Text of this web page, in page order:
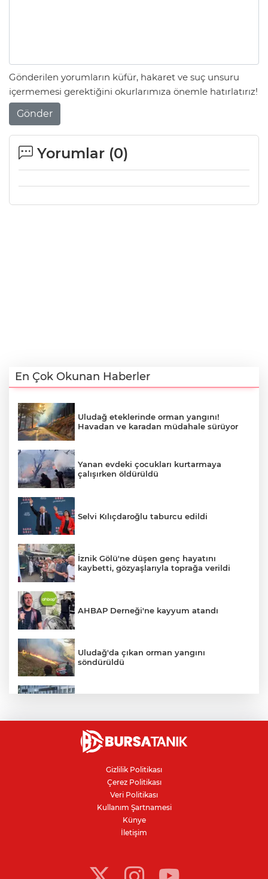
Gönderilen yorumların küfür, hakaret ve suç unsuru
içermemesi gerektiğini okurlarımıza önemle hatırlatırız!
Gönder
Yorumlar (0)
En Çok Okunan Haberler
Uludağ eteklerinde orman yangını!
Havadan ve karadan müdahale sürüyor
Yanan evdeki çocukları kurtarmaya
çalışırken öldürüldü
Selvi Kılıçdaroğlu taburcu edildi
İznik Gölü'ne düşen genç hayatını
kaybetti, gözyaşlarıyla toprağa verildi
AHBAP Derneği'ne kayyum atandı
Uludağ'da çıkan orman yangını
söndürüldü
Avcılar Belediye Başkanı hakkında
tahliye kararı
Bursa'da yolcu otobüsünün çarptığı
kadın ağır yaralandı
Bursaspor'da 2026-2027 sezonu forma
Gizlilik Politikası
Çerez Politikası
Veri Politikası
Kullanım Şartnamesi
Künye
İletişim